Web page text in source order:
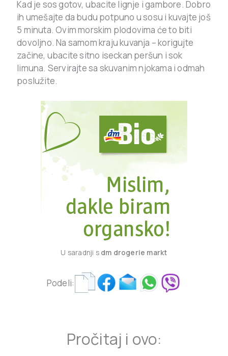
Kad je sos gotov, ubacite lignje i gambore. Dobro
ih umešajte da budu potpuno u sosu i kuvajte još
5 minuta. Ovim morskim plodovima će to biti
dovoljno. Na samom kraju kuvanja – korigujte
začine, ubacite sitno iseckan peršun i sok
limuna. Servirajte sa skuvanim njokama i odmah
poslužite.
U saradnji s dm drogerie markt
Podeli:
Pročitaj i ovo: